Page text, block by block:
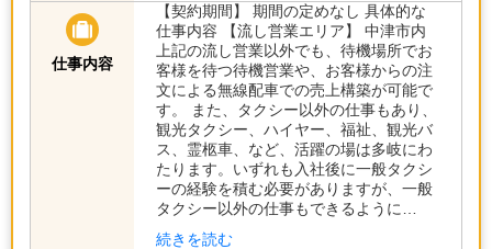
仕事内容
【契約期間】 期間の定めなし 具体的な
仕事内容 【流し営業エリア】 中津市内
上記の流し営業以外でも、待機場所でお
客様を待つ待機営業や、お客様からの注
文による無線配車での売上構築が可能で
す。 また、タクシー以外の仕事もあり、
観光タクシー、ハイヤー、福祉、観光バ
ス、霊柩車、など、活躍の場は多岐にわ
たります。いずれも入社後に一般タクシ
ーの経験を積む必要がありますが、一般
タクシー以外の仕事もできるように…
続きを読む